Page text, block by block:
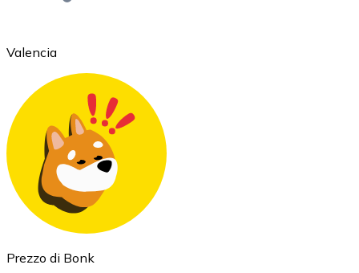
Ethereum
ETH
Valencia
Prezzo di Bonk